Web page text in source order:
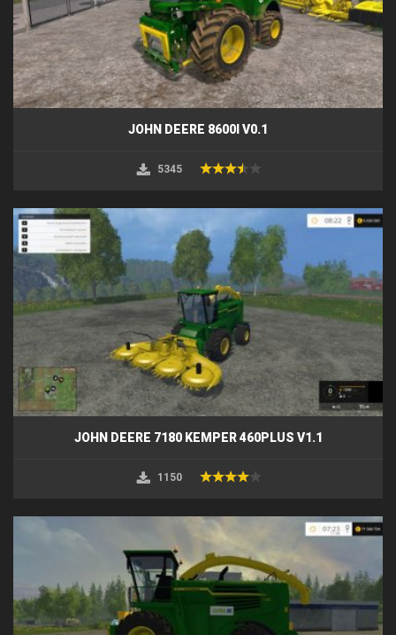
JOHN DEERE 8600I V0.1
5345
JOHN DEERE 7180 KEMPER 460PLUS V1.1
1150